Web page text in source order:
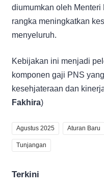
diumumkan oleh
rangka meningkatkan
menyeluruh.
Kebijakan ini menjadi
komponen gaji PNS
kesehjateraan dan
Fakhira)
Agustus 2025 Aturan Baru
Tunjangan
Terkini